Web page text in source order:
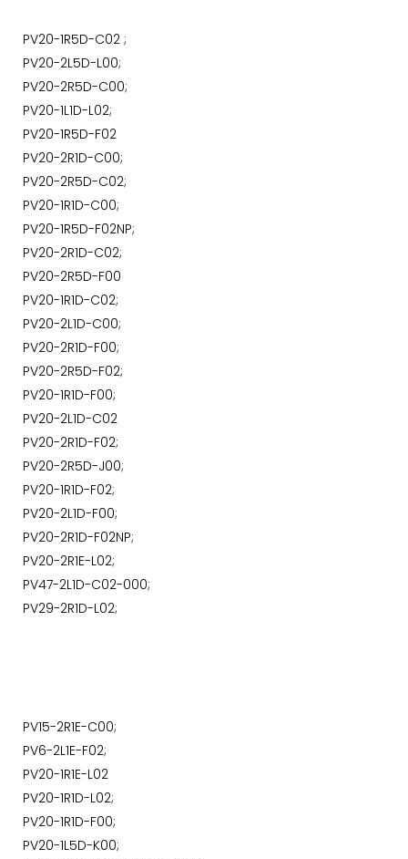
PV20-1R5D-C02 ;
PV20-2L5D-L00;
PV20-2R5D-C00;
PV20-1L1D-L02;
PV20-1R5D-F02
PV20-2R1D-C00;
PV20-2R5D-C02;
PV20-1R1D-C00;
PV20-1R5D-F02NP;
PV20-2R1D-C02;
PV20-2R5D-F00
PV20-1R1D-C02;
PV20-2L1D-C00;
PV20-2R1D-F00;
PV20-2R5D-F02;
PV20-1R1D-F00;
PV20-2L1D-C02
PV20-2R1D-F02;
PV20-2R5D-J00;
PV20-1R1D-F02;
PV20-2L1D-F00;
PV20-2R1D-F02NP;
PV20-2R1E-L02;
PV47-2L1D-C02-000;
PV29-2R1D-L02;
PV15-2R1E-C00;
PV6-2L1E-F02;
PV20-1R1E-L02
PV20-1R1D-L02;
PV20-1R1D-F00;
PV20-1L5D-K00;